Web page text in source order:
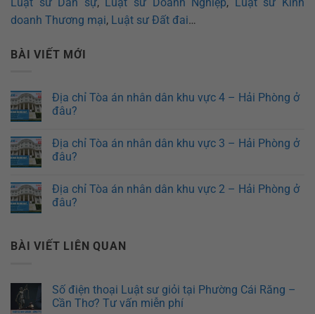
doanh Thương mại, Luật sư Đất đai…
BÀI VIẾT MỚI
Địa chỉ Tòa án nhân dân khu vực 4 – Hải Phòng ở
đâu?
Địa chỉ Tòa án nhân dân khu vực 3 – Hải Phòng ở
đâu?
Địa chỉ Tòa án nhân dân khu vực 2 – Hải Phòng ở
đâu?
BÀI VIẾT LIÊN QUAN
Số điện thoại Luật sư giỏi tại Phường Cái Răng –
Cần Thơ? Tư vấn miễn phí